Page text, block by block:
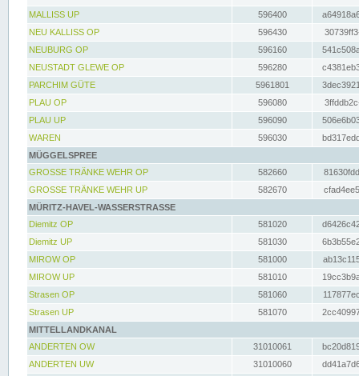
MALLISS UP
596400
NEU KALLISS OP
596430
NEUBURG OP
596160
NEUSTADT GLEWE OP
596280
PARCHIM GÜTE
5961801
PLAU OP
596080
PLAU UP
596090
WAREN
596030
MÜGGELSPREE
GROSSE TRÄNKE WEHR OP
582660
GROSSE TRÄNKE WEHR UP
582670
MÜRITZ-HAVEL-WASSERSTRASSE
Diemitz OP
581020
Diemitz UP
581030
MIROW OP
581000
MIROW UP
581010
Strasen OP
581060
Strasen UP
581070
MITTELLANDKANAL
ANDERTEN OW
31010061
ANDERTEN UW
31010060